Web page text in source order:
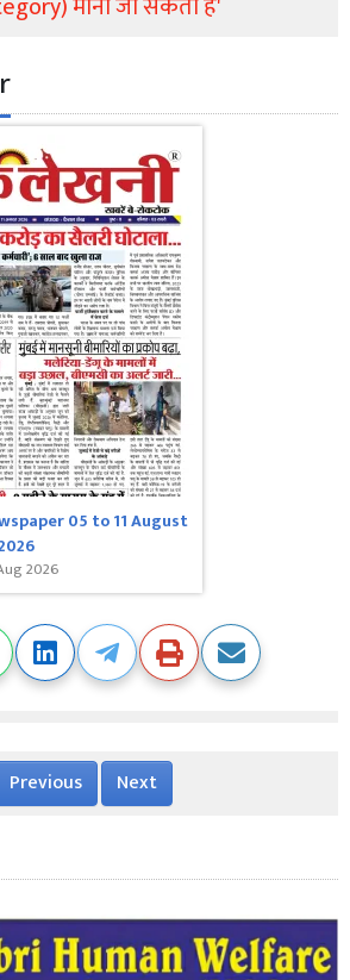
05 to 11 August
2026
Previous Next